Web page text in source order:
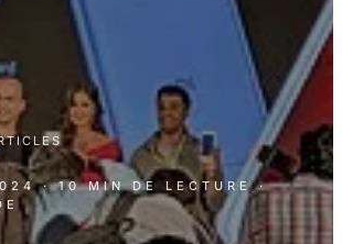
· 10 MIN DE LECTURE ·